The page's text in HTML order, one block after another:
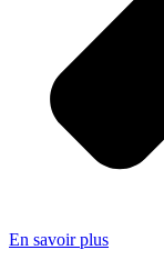
En savoir plus